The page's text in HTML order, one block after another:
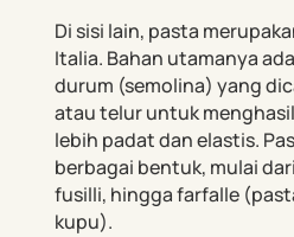
Di sisi lain, pasta
Italia. Bahan utamanya
durum (semolina) yang
atau telur untuk
lebih padat dan elastis.
berbagai bentuk, mulai
fusilli, hingga farfalle
kupu).